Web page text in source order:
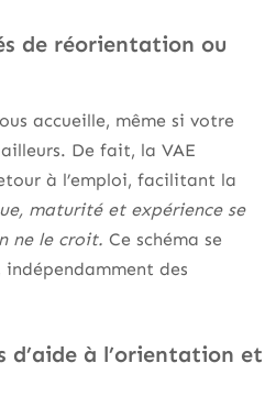
de réorientation ou
accueille, même si votre
De fait, la VAE
à l’emploi, facilitant la
maturité et expérience se
ne le croit. Ce schéma se
indépendamment des
d’aide à l’orientation et